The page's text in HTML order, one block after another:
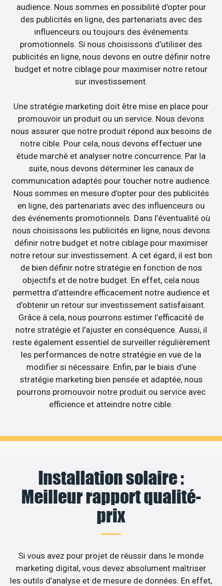
audience. Nous sommes en possibilité d’opter pour
des publicités en ligne, des partenariats avec des
influenceurs ou toujours des événements
promotionnels. Si nous choisissons d’utiliser des
publicités en ligne, nous devons en outre définir notre
budget et notre ciblage pour maximiser notre retour
sur investissement.
Une stratégie marketing doit être mise en place pour
promouvoir un produit ou un service. Nous devons
nous assurer que notre produit répond aux besoins de
notre cible. Pour cela, nous devons effectuer une
étude marché et analyser notre concurrence. Par la
suite, nous devons déterminer les canaux de
communication adaptés pour toucher notre audience.
Nous sommes en mesure d’opter pour des publicités
en ligne, des partenariats avec des influenceurs ou
des événements promotionnels. Dans l’éventualité où
nous choisissons les publicités en ligne, nous devons
définir notre budget et notre ciblage pour maximiser
notre retour sur investissement. A cet égard, il est bon
de bien définir notre stratégie en fonction de nos
objectifs et de notre budget. En effet, cela nous
permettra d’atteindre efficacement notre audience et
d’obtenir un retour sur investissement satisfaisant.
Grâce à cela, nous pourrons estimer l’efficacité de
notre stratégie et l’ajuster en conséquence. Aussi, il
reste également essentiel de surveiller régulièrement
les performances de notre stratégie en vue de la
modifier si nécessaire. Enfin, par le biais d’une
stratégie marketing bien pensée et adaptée, nous
pourrons promouvoir notre produit ou service avec
efficience et atteindre notre cible.
Installation solaire :
Meilleur rapport qualité-
prix
Si vous avez pour projet de réussir dans le monde
marketing digital, vous devez absolument maîtriser
les outils d’analyse et de mesure de données. En effet,